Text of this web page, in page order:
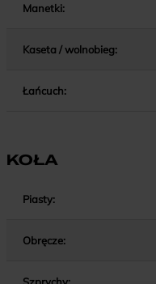
Manetki:
Kaseta / wolnobieg:
Łańcuch:
KOŁA
Piasty:
Obręcze:
Szprychy: